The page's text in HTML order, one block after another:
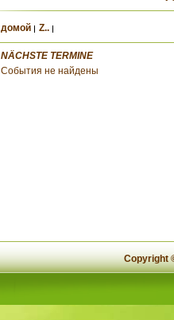
домой Z..
NÄCHSTE TERMINE
События не найдены
Copyright